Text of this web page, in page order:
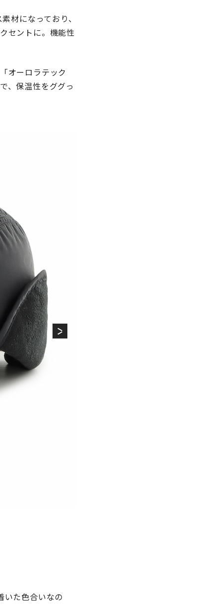
材になっており、
セントに。機能性
オーロラテック
、保温性をググっ
いた色合いなの